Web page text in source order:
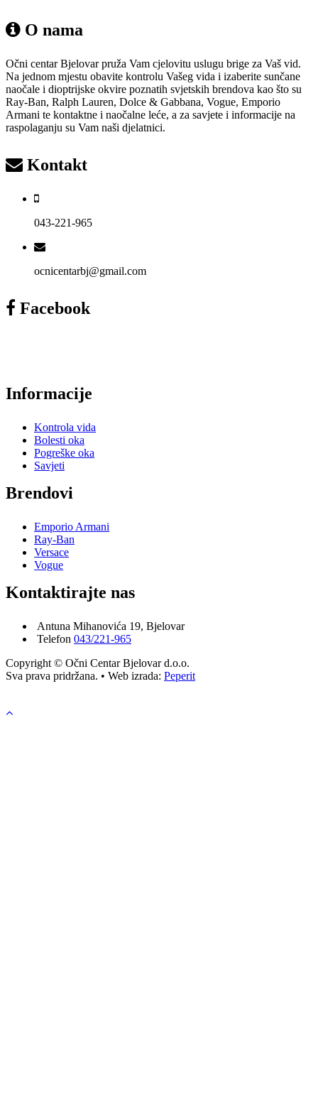
O nama
Očni centar Bjelovar pruža Vam cjelovitu uslugu brige za Vaš vid.
Na jednom mjestu obavite kontrolu Vašeg vida i izaberite sunčane
naočale i dioptrijske okvire poznatih svjetskih brendova kao što su
Ray-Ban, Ralph Lauren, Dolce & Gabbana, Vogue, Emporio
Armani te kontaktne i naočalne leće, a za savjete i informacije na
raspolaganju su Vam naši djelatnici.
Kontakt
043-221-965
ocnicentarbj@gmail.com
Facebook
Informacije
Kontrola vida
Bolesti oka
Pogreške oka
Savjeti
Brendovi
Emporio Armani
Ray-Ban
Versace
Vogue
Kontaktirajte nas
Antuna Mihanovića 19, Bjelovar
Telefon 043/221-965
Copyright © Očni Centar Bjelovar d.o.o.
Sva prava pridržana. • Web izrada: Peperit